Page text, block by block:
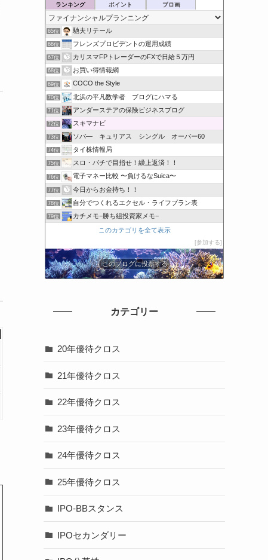
ランキング ポイント ブロ画
65位 馳夫リテール
66位 フレンズプロビデントの運用成績
67位 カリスマFPトレーダーのFXで日給５万円
68位 お買い得情報網
69位 COCO the Style
70位 北浜の平凡数学者 ブログにハマる
71位 アンダーステアの保険ビジネスブログ
72位 スキマナビ
73位 ソバ― キュリアス シングル オーバー60
74位 タイ株情報局
75位 スロ・パチで目指せ！繰上返済！！
76位 電子マネー比較 〜負けるなSuica〜
77位 今日からお金持ち！！
78位 自分でつくれるエクセル・ライフプラン表
79位 カチメモ−勝ち組投資家メモ−
このカテゴリを全て表示
参加する
このブログに投票する
カテゴリー
20年優待クロス
21年優待クロス
22年優待クロス
23年優待クロス
24年優待クロス
25年優待クロス
IPO-BBスタンス
IPOセカンダリー